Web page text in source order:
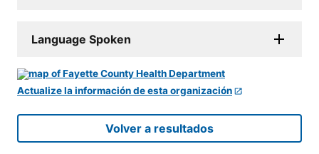
Language Spoken
Actualize la información de esta organización
Volver a resultados